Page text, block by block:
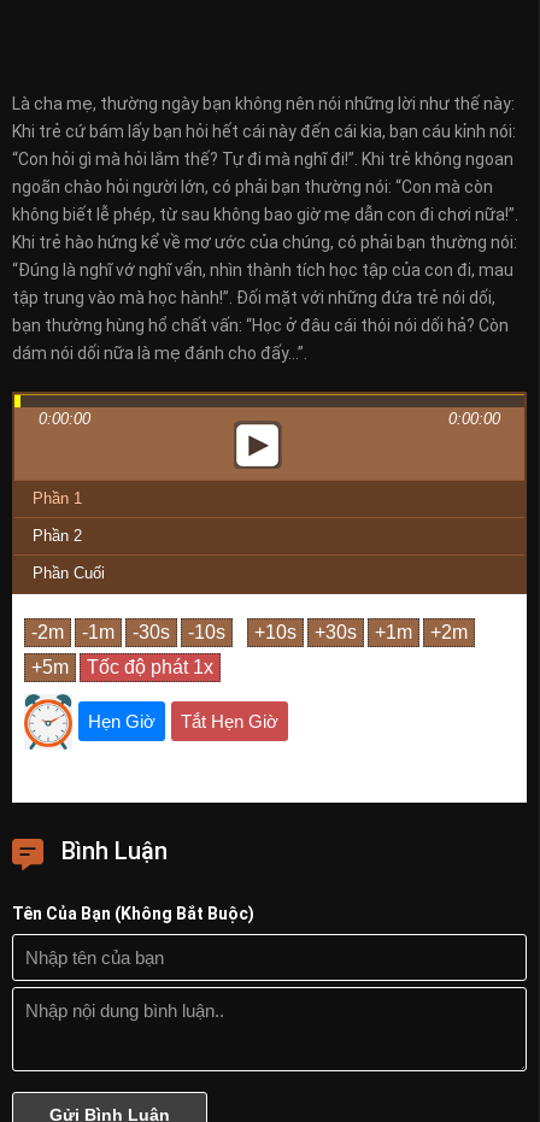
Là cha mẹ, thường ngày bạn không nên nói những lời như thế này:
Khi trẻ cứ bám lấy bạn hỏi hết cái này đến cái kia, bạn cáu kỉnh nói:
“Con hỏi gì mà hỏi lắm thế? Tự đi mà nghĩ đi!”. Khi trẻ không ngoan
ngoãn chào hỏi người lớn, có phải bạn thường nói: “Con mà còn
không biết lễ phép, từ sau không bao giờ mẹ dẫn con đi chơi nữa!”.
Khi trẻ hào hứng kể về mơ ước của chúng, có phải bạn thường nói:
“Đúng là nghĩ vớ nghĩ vẩn, nhìn thành tích học tập của con đi, mau
tập trung vào mà học hành!”. Đối mặt với những đứa trẻ nói dối,
bạn thường hùng hổ chất vấn: “Học ở đâu cái thói nói dối hả? Còn
dám nói dối nữa là mẹ đánh cho đấy…”.
0:00:00 0:00:00
Phần 1
Phần 2
Phần Cuối
Hẹn Giờ Tắt Hẹn Giờ
Bình Luận
Tên Của Bạn (Không Bắt Buộc)